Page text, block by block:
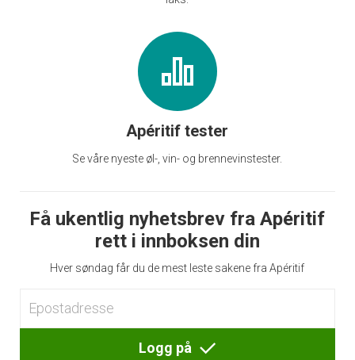
Apéritif tester
Se våre nyeste øl-, vin- og brennevinstester.
Få ukentlig nyhetsbrev fra Apéritif
rett i innboksen din
Hver søndag får du de mest leste sakene fra Apéritif
Logg på